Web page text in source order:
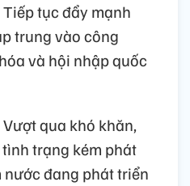
tục đẩy mạnh
trung vào công
và hội nhập quốc
qua khó khăn,
trạng kém phát
đang phát triển